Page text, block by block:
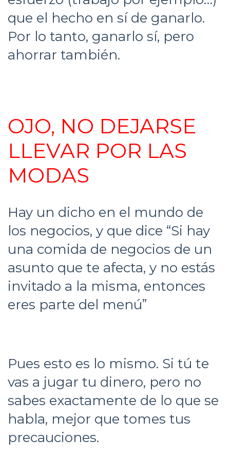
que el hecho en sí de ganarlo.
Por lo tanto, ganarlo sí, pero
ahorrar también.
OJO, NO DEJARSE
LLEVAR POR LAS
MODAS
Hay un dicho en el mundo de
los negocios, y que dice “Si hay
una comida de negocios de un
asunto que te afecta, y no estás
invitado a la misma, entonces
eres parte del menú”
Pues esto es lo mismo. Si tú te
vas a jugar tu dinero, pero no
sabes exactamente de lo que se
habla, mejor que tomes tus
precauciones.